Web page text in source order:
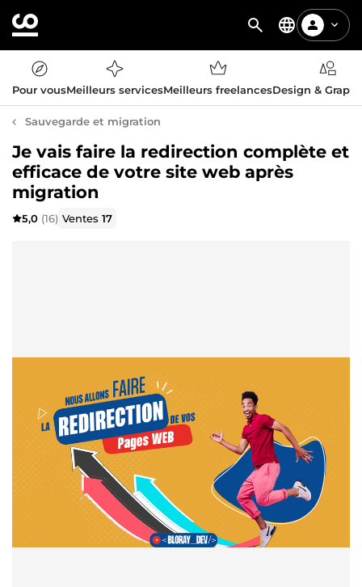
Pour vousMeilleurs servicesMeilleurs freelancesDesign &
Sauvegarde et migration
Je vais faire la redirection complète et
efficace de votre site web après
migration
5,0 (16) Ventes17